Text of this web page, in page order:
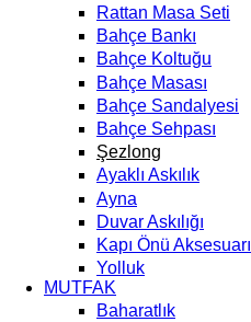
Rattan Masa Seti
Bahçe Bankı
Bahçe Koltuğu
Bahçe Masası
Bahçe Sandalyesi
Bahçe Sehpası
Şezlong
Ayaklı Askılık
Ayna
Duvar Askılığı
Kapı Önü Aksesuarı
Yolluk
MUTFAK
Baharatlık